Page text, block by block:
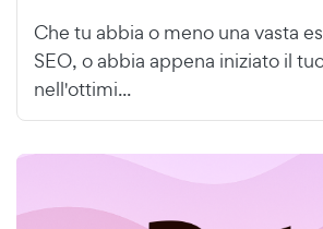
Che tu abbia o meno una vasta
SEO, o abbia appena iniziato il
nell'ottimi...